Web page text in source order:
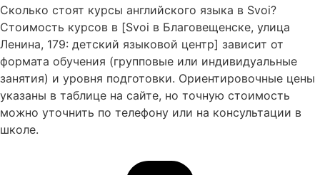
Сколько стоят курсы английского языка в Svoi?
Стоимость курсов в [Svoi в Благовещенске, улица
Ленина, 179: детский языковой центр] зависит от
формата обучения (групповые или индивидуальные
занятия) и уровня подготовки. Ориентировочные цены
указаны в таблице на сайте, но точную стоимость
можно уточнить по телефону или на консультации в
школе.